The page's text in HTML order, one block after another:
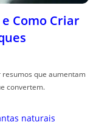
Como Criar
que aumentam
convertem.